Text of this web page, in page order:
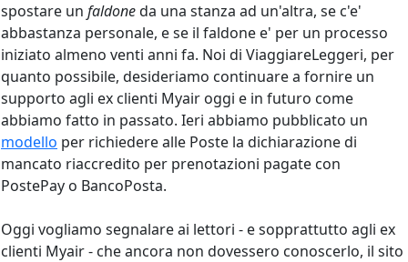
spostare un faldoneda una stanza ad un'altra, se c'e'
abbastanza personale, e se il faldone e' per un processo
iniziato almeno venti anni fa. Noi di ViaggiareLeggeri, per
quanto possibile, desideriamo continuare a fornire un
supporto agli ex clienti Myair oggi e in futuro come
abbiamo fatto in passato. Ieri abbiamo pubblicato un
modello per richiedere alle Poste la dichiarazione di
mancato riaccredito per prenotazioni pagate con
PostePay o BancoPosta.
Oggi vogliamo segnalare ai lettori - e sopprattutto agli ex
clienti Myair - che ancora non dovessero conoscerlo, il sito